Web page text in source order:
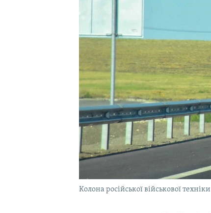
Колона російської військової